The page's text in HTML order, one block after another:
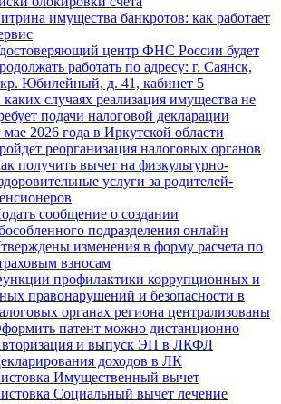
имущества банкротов: как работает
центр ФНС России будет
работать по адресу: г. Саянск,
Юбилейный, д. 41, кабинет 5
случаях реализация имущества не
подачи налоговой декларации
2026 года в Иркутской области
реорганизация налоговых органов
получить вычет на физкультурно-
услуги за родителей-
сообщение о создании
подразделения онлайн
изменения в форму расчета по
взносам
профилактики коррупционных и
правонарушений и безопасности в
органах региона централизованы
патент можно дистанционно
и выпуск ЭП в ЛКФЛ
доходов в ЛК
Имущественный вычет
Социальный вычет лечение